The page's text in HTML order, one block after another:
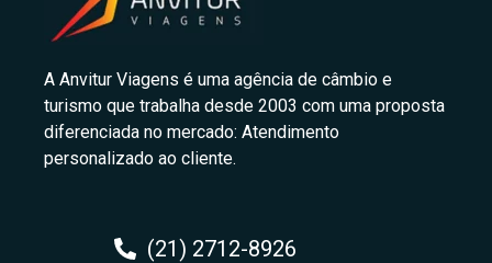
A Anvitur Viagens é uma agência de câmbio e
turismo que trabalha desde 2003 com uma proposta
diferenciada no mercado: Atendimento
personalizado ao cliente.
(21) 2712-8926